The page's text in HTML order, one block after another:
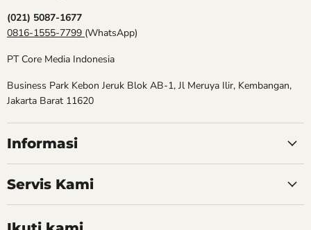
(021) 5087-1677
0816-1555-7799 (WhatsApp)
PT Core Media Indonesia
Business Park Kebon Jeruk Blok AB-1, Jl Meruya Ilir, Kembangan,
Jakarta Barat 11620
Informasi
Servis Kami